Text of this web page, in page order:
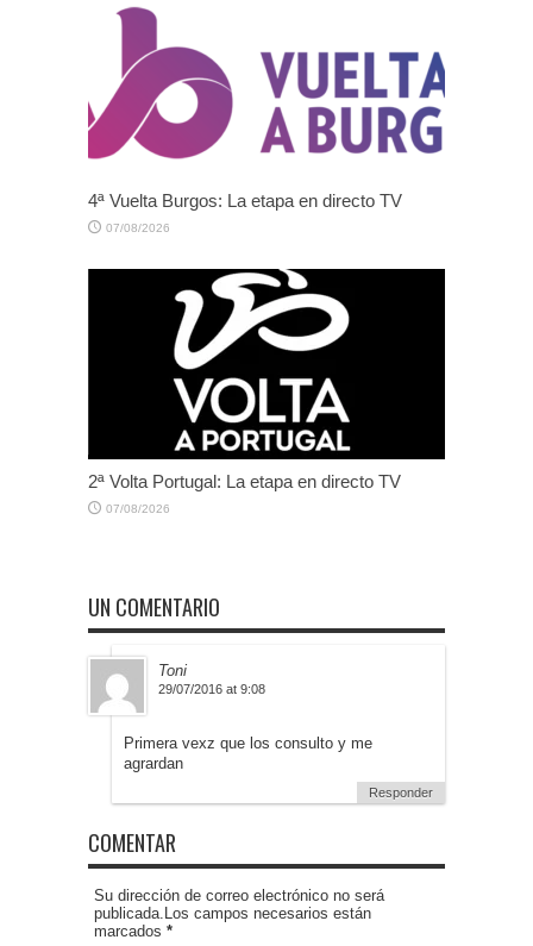
4ª Vuelta Burgos: La etapa en directo TV
07/08/2026
2ª Volta Portugal: La etapa en directo TV
07/08/2026
UN COMENTARIO
Toni
29/07/2016 at 9:08
Primera vexz que los consulto y me
agrardan
Responder
COMENTAR
Su dirección de correo electrónico no será
publicada.Los campos necesarios están
marcados *